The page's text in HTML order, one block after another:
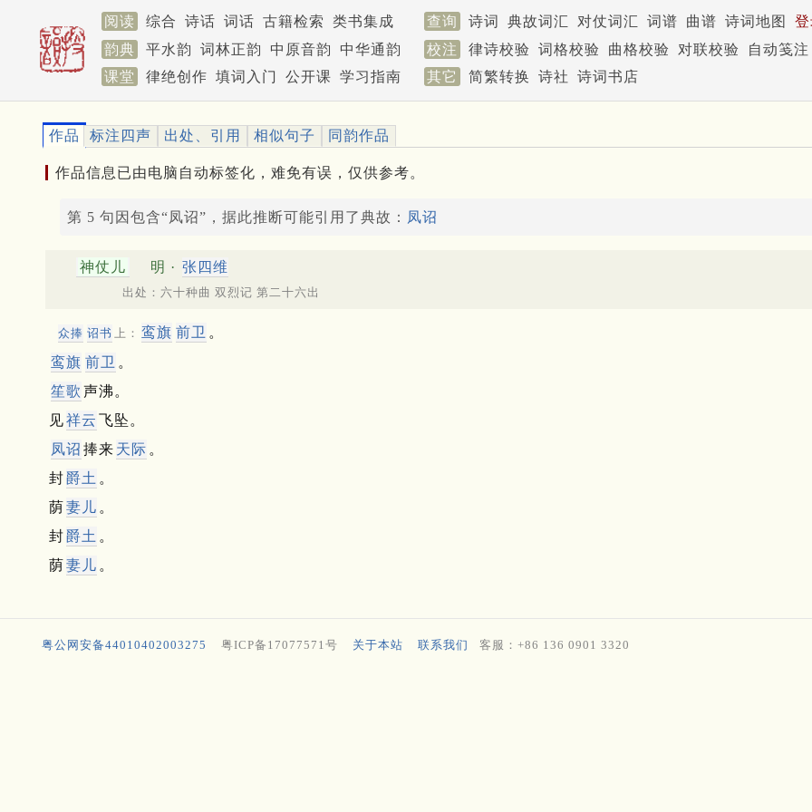
阅读 综合 诗话 词话 古籍检索 类书集成 查询 诗词 典故词汇 对仗词汇 词谱 曲谱 诗词地图
韵典
平水韵 词林正韵 中原音韵 中华通韵 校注 律诗校验 词格校验 曲格校验 对联校验
自动笺注
课堂
律绝创作 填词入门 公开课 学习指南 其它 简繁转换 诗社 诗词书店
作品 标注四声 出处、引用 相似句子 同韵作品
作品信息已由电脑自动标签化，难免有误，仅供参考。
第 5 句因包含“凤诏”，据此推断可能引用了典故： 凤诏
神仗儿 明 · 张四维
出处：六十种曲 双烈记 第二十六出
众捧 诏书 上： 鸾旗 前卫 。
鸾旗 前卫 。
笙歌 声沸。
见祥云 飞坠。
凤诏 捧来 天际 。
封爵土 。
荫妻儿 。
封爵土 。
荫妻儿 。
粤公网安备44010402003275 粤ICP备17077571号 关于本站 联系我们 客服：+86 136 0901 3320